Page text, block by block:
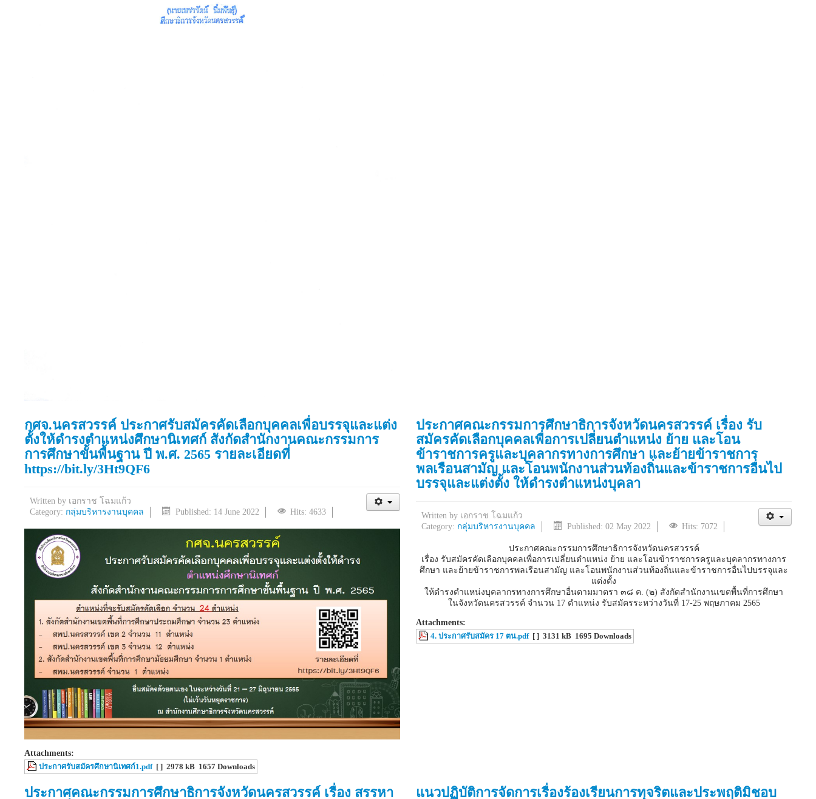
กศจ.นครสวรรค์ ประกาศรับสมัครคัดเลือกบุคคลเพื่อบรรจุและแต่ง
ตั้งให้ดำรงตำแหน่งศึกษานิเทศก์ สังกัดสำนักงานคณะกรรมการ
การศึกษาขั้นพื้นฐาน ปี พ.ศ. 2565 รายละเอียดที่
https://bit.ly/3Ht9QF6
Written by เอกราช โฉมแก้ว
Category: กลุ่มบริหารงานบุคคล Published: 14 June 2022 Hits: 4633
Attachments:
ประกาศรับสมัครศึกษานิเทศก์1.pdf [ ] 2978 kB 1657 Downloads
ประกาศคณะกรรมการศึกษาธิการจังหวัดนครสวรรค์ เรื่อง รับ
สมัครคัดเลือกบุคคลเพื่อการเปลี่ยนตําแหน่ง ย้าย และโอน
ข้าราชการครูและบุคลากรทางการศึกษา และย้ายข้าราชการ
พลเรือนสามัญ และโอนพนักงานส่วนท้องถิ่นและข้าราชการอื่นไป
บรรจุและแต่งตั้ง ให้ดํารงตําแหน่งบุคลา
Written by เอกราช โฉมแก้ว
Category: กลุ่มบริหารงานบุคคล Published: 02 May 2022 Hits: 7072
ประกาศคณะกรรมการศึกษาธิการจังหวัดนครสวรรค์
เรื่อง รับสมัครคัดเลือกบุคคลเพื่อการเปลี่ยนตําแหน่ง ย้าย และโอนข้าราชการครูและบุคลากรทางการ
ศึกษา และย้ายข้าราชการพลเรือนสามัญ และโอนพนักงานส่วนท้องถิ่นและข้าราชการอื่นไปบรรจุและ
แต่งตั้ง
ให้ดํารงตําแหน่งบุคลากรทางการศึกษาอื่นตามมาตรา ๓๘ ค. (๒) สังกัดสำนักงานเขตพื้นที่การศึกษา
ในจังหวัดนครสวรรค์ จำนวน 17 ตำแหน่ง รับสมัครระหว่างวันที่ 17-25 พฤษภาคม 2565
Attachments:
4. ประกาศรับสมัคร 17 ตน.pdf [ ] 3131 kB 1695 Downloads
ประกาศคณะกรรมการศึกษาธิการจังหวัดนครสวรรค์ เรื่อง สรรหา แนวปฏิบัติการจัดการเรื่องร้องเรียนการทุจริตและประพฤติมิชอบ